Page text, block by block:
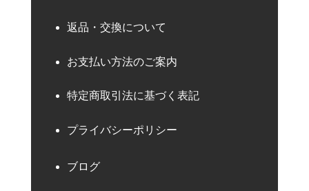
返品・交換について
お支払い方法のご案内
特定商取引法に基づく表記
プライバシーポリシー
ブログ